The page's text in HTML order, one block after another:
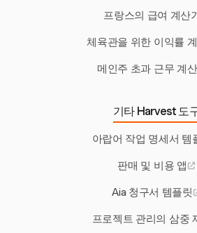
프랑스의 급여 계산
체육관을 위한 이익률
메인주 초과 근무 계
기타 Harvest 도
아랍어 작업 명세서 템
판매 및 비용 앱
Aia 청구서 템플릿
프로젝트 관리의 삼중